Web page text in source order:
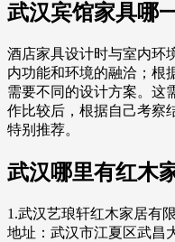
武汉宾馆家具哪
酒店家具设计时与室内环
内功能和环境的融洽；根
需要不同的设计方案。这
作比较后，根据自己考察
特别推荐。
武汉哪里有红木
1.武汉艺琅轩红木家居有
地址：武汉市江夏区武昌